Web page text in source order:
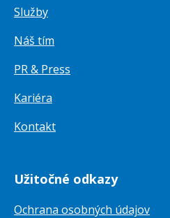
Služby
Náš tím
PR & Press
Kariéra
Kontakt
Užitočné odkazy
Ochrana osobných údajov